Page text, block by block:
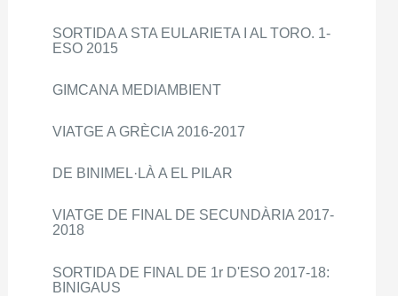
SORTIDA A STA EULARIETA I AL TORO. 1-
ESO 2015
GIMCANA MEDIAMBIENT
VIATGE A GRÈCIA 2016-2017
DE BINIMEL·LÀ A EL PILAR
VIATGE DE FINAL DE SECUNDÀRIA 2017-
2018
SORTIDA DE FINAL DE 1r D'ESO 2017-18:
BINIGAUS